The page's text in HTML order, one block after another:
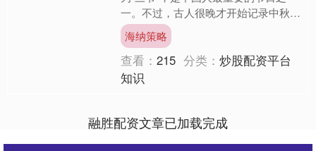
一。不过，古人很晚才开始记录中秋民
俗。南朝梁人宗懔所著的《荆楚岁时
记》，作为“岁时记”体例的开创....
海纳策略
查看：215 分类：炒股配资平台
知识
融胜配资文章已加载完成